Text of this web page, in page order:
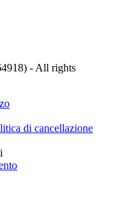
- All rights
di cancellazione